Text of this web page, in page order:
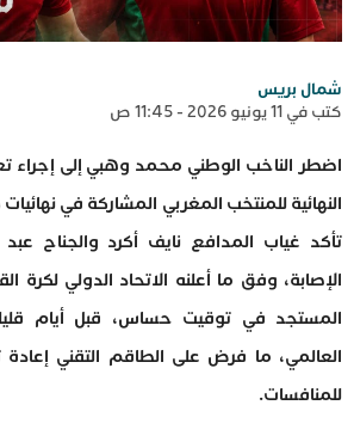
شمال بريس
كتب في 11 يونيو 2026 - 11:45 ص
اضطر الناخب الوطني محمد وهبي إلى إجراء
تأكد غياب المدافع نايف أكرد والجناح
الإصابة، وفق ما أعلنه الاتحاد الدولي لكرة
المستجد في توقيت حساس، قبل أيام
العالمي، ما فرض على الطاقم التقني إعادة
للمنافسات.